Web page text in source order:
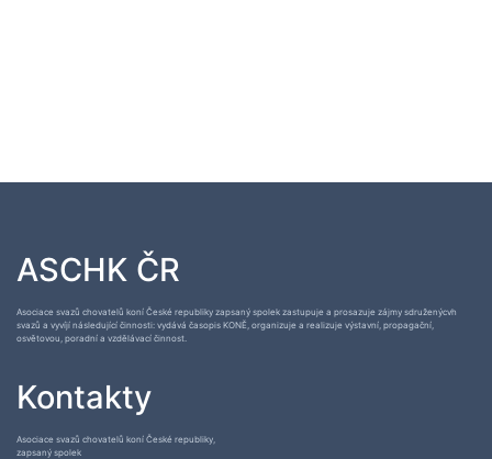
ASCHK ČR
Asociace svazů chovatelů koní České republiky zapsaný spolek zastupuje a prosazuje zájmy sdruženýcvh
svazů a vyvíjí následující činnosti: vydává časopis KONĚ, organizuje a realizuje výstavní, propagační,
osvětovou, poradní a vzdělávací činnost.
Kontakty
Asociace svazů chovatelů koní České republiky,
zapsaný spolek